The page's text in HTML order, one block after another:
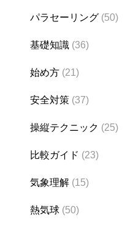
パラセーリング (50)
基礎知識 (36)
始め方 (21)
安全対策 (37)
操縦テクニック (25)
比較ガイド (23)
気象理解 (15)
熱気球 (50)